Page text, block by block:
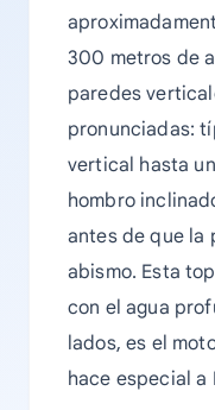
300 metros de
paredes
pronunciadas:
vertical hasta
hombro
antes de que la
abismo. Esta
con el agua
lados, es el
hace especial a